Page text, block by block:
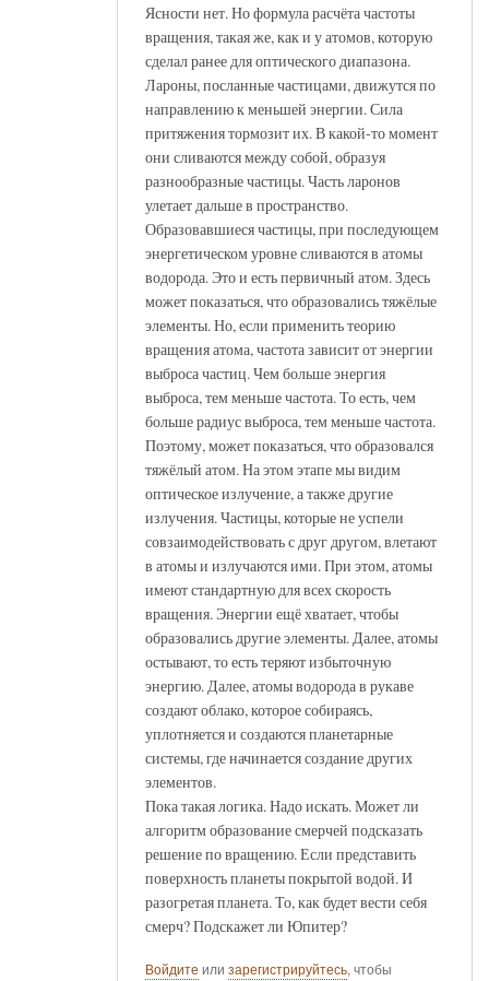
Ясности нет. Но формула расчёта частоты
вращения, такая же, как и у атомов, которую
сделал ранее для оптического диапазона.
Лароны, посланные частицами, движутся по
направлению к меньшей энергии. Сила
притяжения тормозит их. В какой-то момент
они сливаются между собой, образуя
разнообразные частицы. Часть ларонов
улетает дальше в пространство.
Образовавшиеся частицы, при последующем
энергетическом уровне сливаются в атомы
водорода. Это и есть первичный атом. Здесь
может показаться, что образовались тяжёлые
элементы. Но, если применить теорию
вращения атома, частота зависит от энергии
выброса частиц. Чем больше энергия
выброса, тем меньше частота. То есть, чем
больше радиус выброса, тем меньше частота.
Поэтому, может показаться, что образовался
тяжёлый атом. На этом этапе мы видим
оптическое излучение, а также другие
излучения. Частицы, которые не успели
совзаимодействовать с друг другом, влетают
в атомы и излучаются ими. При этом, атомы
имеют стандартную для всех скорость
вращения. Энергии ещё хватает, чтобы
образовались другие элементы. Далее, атомы
остывают, то есть теряют избыточную
энергию. Далее, атомы водорода в рукаве
создают облако, которое собираясь,
уплотняется и создаются планетарные
системы, где начинается создание других
элементов.
Пока такая логика. Надо искать. Может ли
алгоритм образование смерчей подсказать
решение по вращению. Если представить
поверхность планеты покрытой водой. И
разогретая планета. То, как будет вести себя
смерч? Подскажет ли Юпитер?
Войдите или зарегистрируйтесь, чтобы